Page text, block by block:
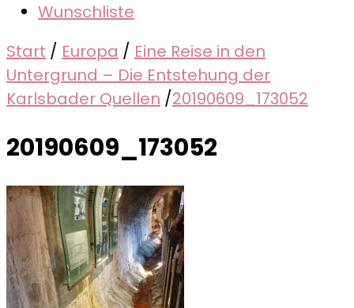
Wunschliste
Start / Europa / Eine Reise in den
Untergrund – Die Entstehung der
Karlsbader Quellen /20190609_173052
20190609_173052